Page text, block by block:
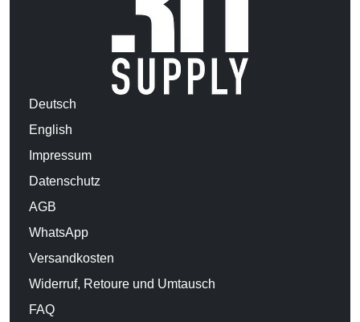
Deutsch
English
Impressum
Datenschutz
AGB
WhatsApp
Versandkosten
Widerruf, Retoure und Umtausch
FAQ